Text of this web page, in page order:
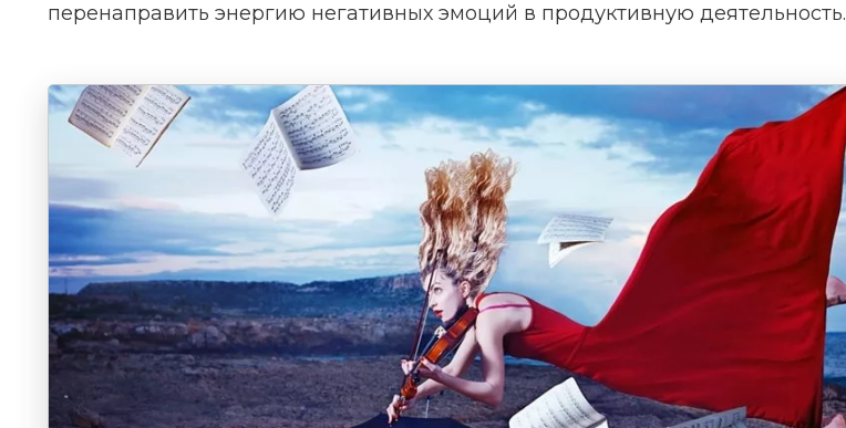
перенаправить энергию негативных эмоций в продуктивную деятельность.